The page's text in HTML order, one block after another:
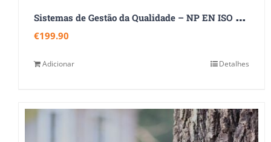
S
istemas de Gestão da Qualidade – NP EN ISO 9001:2015
€199.90
Adicionar Detalhes